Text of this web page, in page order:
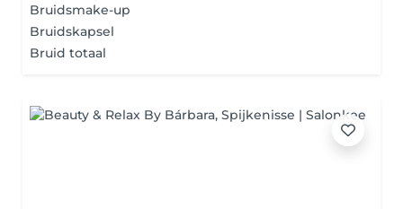
Bruidsmake-up
Bruidskapsel
Bruid totaal